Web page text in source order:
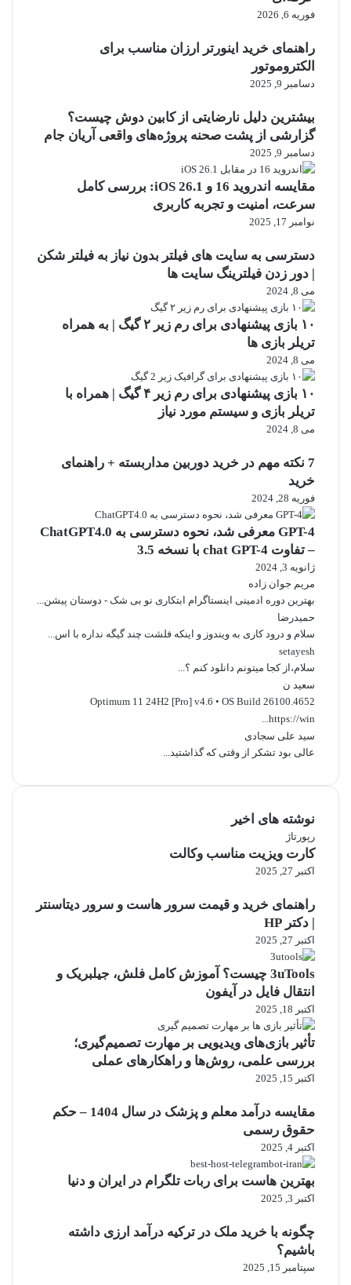
فوریه 6, 2026
راهنمای خرید اینورتر ارزان مناسب برای
الکتروموتور
دسامبر 9, 2025
بیشترین دلیل نارضایتی از کابین دوش چیست؟
گزارشی از پشت صحنه پروژه‌های واقعی آریان جام
دسامبر 9, 2025
مقایسه اندروید 16 و iOS 26.1: بررسی کامل
سرعت، امنیت و تجربه کاربری
نوامبر 17, 2025
دسترسی به سایت های فیلتر بدون نیاز به فیلتر شکن
| دور زدن فیلترینگ سایت ها
می 8, 2024
۱۰ بازی پیشنهادی برای رم زیر ۲ گیگ | به همراه
تریلر بازی ها
می 8, 2024
۱۰ بازی پیشنهادی برای رم زیر ۴ گیگ | همراه با
تریلر بازی و سیستم مورد نیاز
می 8, 2024
7 نکته مهم در خرید دوربین مداربسته + راهنمای
خرید
فوریه 28, 2024
GPT-4 معرفی شد، نحوه دسترسی به ChatGPT4.0
– تفاوت chat GPT-4 با نسخه 3.5
ژانویه 3, 2024
مریم جوان زاده
بهترین دوره ادمینی اینستاگرام ابتکاری نو بی شک - دوستان پیشن...
حمیدرضا
سلام و درود کاری به ویندوز و اینکه فلشت چند گیگه نداره با اس...
setayesh
سلام،از کجا میتونم دانلود کنم ؟...
سعید ن
Optimum 11 24H2 [Pro] v4.6 • OS Build 26100.4652
https://win...
سید علی سجادی
عالی بود تشکر از وقتی که گذاشتید...
نوشته های اخیر
رپورتاژ
کارت ویزیت مناسب وکالت
اکتبر 27, 2025
راهنمای خرید و قیمت سرور هاست و سرور دیتاسنتر
| دکتر HP
اکتبر 27, 2025
3uTools چیست؟ آموزش کامل فلش، جیلبریک و
انتقال فایل در آیفون
اکتبر 18, 2025
تأثیر بازی‌های ویدیویی بر مهارت تصمیم‌گیری؛
بررسی علمی، روش‌ها و راهکارهای عملی
اکتبر 15, 2025
مقایسه درآمد معلم و پزشک در سال 1404 – حکم
حقوق رسمی
اکتبر 4, 2025
بهترین هاست برای ربات تلگرام در ایران و دنیا
اکتبر 3, 2025
چگونه با خرید ملک در ترکیه درآمد ارزی داشته
باشیم؟
سپتامبر 15, 2025